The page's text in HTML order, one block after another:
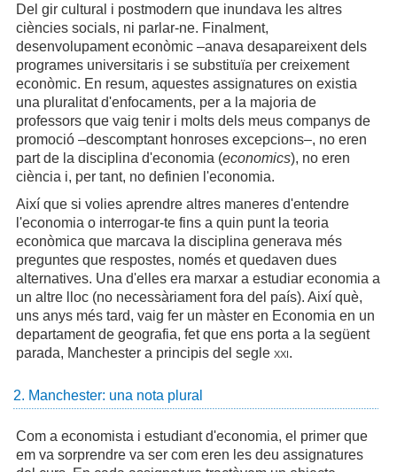
Del gir cultural i postmodern que inundava les altres
ciències socials, ni parlar-ne. Finalment,
desenvolupament econòmic –anava desapareixent dels
programes universitaris i se substituïa per creixement
econòmic. En resum, aquestes assignatures on existia
una pluralitat d'enfocaments, per a la majoria de
professors que vaig tenir i molts dels meus companys de
promoció –descomptant honroses excepcions–, no eren
part de la disciplina d'economia (economics), no eren
ciència i, per tant, no definien l'economia.
Així que si volies aprendre altres maneres d'entendre
l'economia o interrogar-te fins a quin punt la teoria
econòmica que marcava la disciplina generava més
preguntes que respostes, només et quedaven dues
alternatives. Una d'elles era marxar a estudiar economia a
un altre lloc (no necessàriament fora del país). Així què,
uns anys més tard, vaig fer un màster en Economia en un
departament de geografia, fet que ens porta a la següent
parada, Manchester a principis del segle xxi.
2. Manchester: una nota plural
Com a economista i estudiant d'economia, el primer que
em va sorprendre va ser com eren les deu assignatures